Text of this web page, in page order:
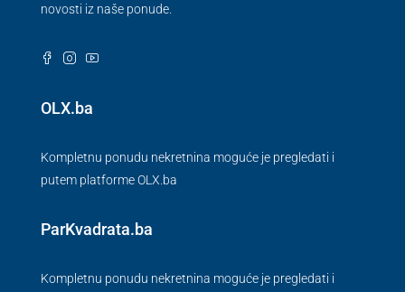
novosti iz naše ponude.
OLX.ba
Kompletnu ponudu nekretnina moguće je pregledati i
putem platforme OLX.ba
ParKvadrata.ba
Kompletnu ponudu nekretnina moguće je pregledati i